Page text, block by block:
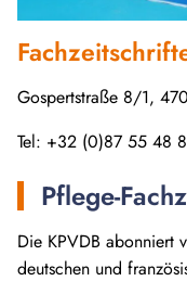
Gospertstraße 8/1,
Tel: +32 (0)87 55 48
Pflege-
Die KPVDB abonniert
deutschen und